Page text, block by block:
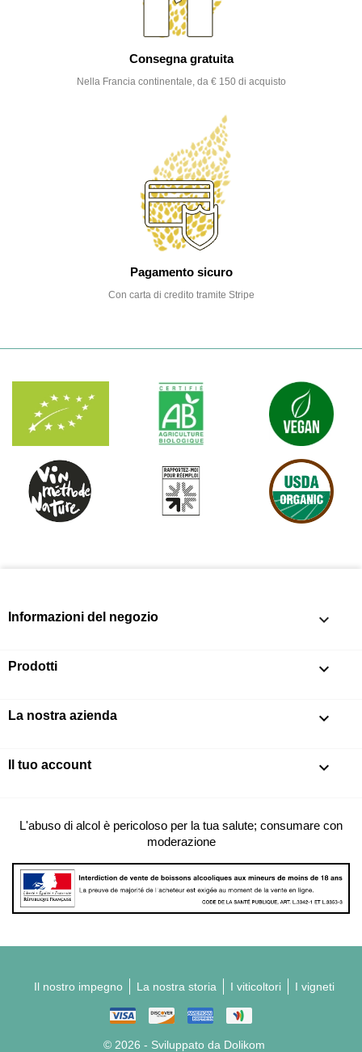
Consegna gratuita
Nella Francia continentale, da € 150 di acquisto
Pagamento sicuro
Con carta di credito tramite Stripe
Informazioni del negozio keyboard_arrow_down
Prodotti 
La nostra azienda 
Il tuo account 
L'abuso di alcol è pericoloso per la tua salute; consumare con
moderazione
Il nostro impegno La nostra storia I viticoltori I vigneti
© 2026 - Sviluppato da Dolikom